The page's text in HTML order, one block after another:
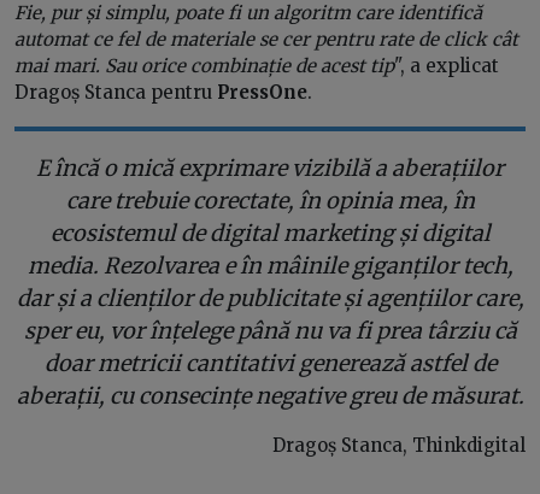
Fie, pur și simplu, poate fi un algoritm care identifică
automat ce fel de materiale se cer pentru rate de click cât
mai mari. Sau orice combinație de acest tip", a explicat
Dragoș Stanca pentru PressOne.
E încă o mică exprimare vizibilă a aberațiilor
care trebuie corectate, în opinia mea, în
ecosistemul de digital marketing și digital
media. Rezolvarea e în mâinile giganților tech,
dar și a clienților de publicitate și agențiilor care,
sper eu, vor înțelege până nu va fi prea târziu că
doar metricii cantitativi generează astfel de
aberații, cu consecințe negative greu de măsurat.
Dragoș Stanca, Thinkdigital